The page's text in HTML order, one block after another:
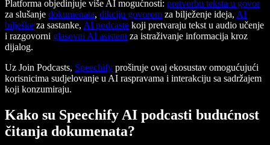
Platforma objedinjuje više AI mogućnosti: pretvorbu teksta u govor
za slušanje dokumenata, dikciju govorom za bilježenje ideja, AI
bilješke za sastanke, AI podcaste koji pretvaraju tekst u audio učenje
i razgovorni glasovni AI asistent za istraživanje informacija kroz
dijalog.
Uz Join Podcasts, Speechify proširuje ovaj ekosustav omogućujući
korisnicima sudjelovanje u AI raspravama i interakciju sa sadržajem
koji konzumiraju.
Kako su Speechify AI podcasti budućnost
čitanja dokumenata?